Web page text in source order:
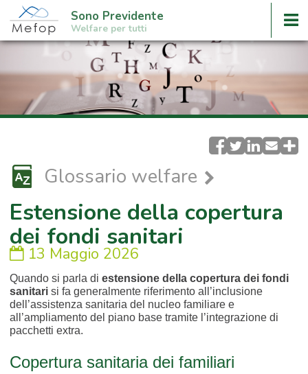
Sono Previdente
Welfare per tutti
Glossario welfare
Estensione della copertura
dei fondi sanitari
13 Maggio 2026
Quando si parla di estensione della copertura dei fondi
sanitarisi fa generalmente riferimento all’inclusione
dell’assistenza sanitaria del nucleo familiare e
all’ampliamento del piano base tramite l’integrazione di
pacchetti extra.
Copertura sanitaria dei familiari